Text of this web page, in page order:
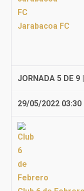
Jarabacoa FC
JORNADA 5 DE 9
29/05/2022 03:30